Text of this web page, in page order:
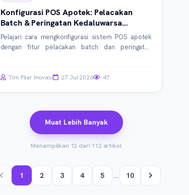
Konfigurasi POS Apotek: Pelacakan
Batch & Peringatan Kedaluwarsa
Otomatis
Pelajari cara mengkonfigurasi sistem POS apotek
dengan fitur pelacakan batch dan peringatan
practices untuk efisiensi dan keamanan.
Tim Pilar Inovasi 27 Jul 2026 47
Muat Lebih Banyak
Menampilkan 12 dari 112 artikel
1 2 3 4 5 … 10